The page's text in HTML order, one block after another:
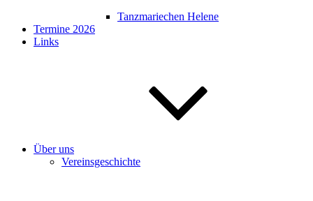
Tanzmariechen Helene
Termine 2026
Links
Über uns
Vereinsgeschichte